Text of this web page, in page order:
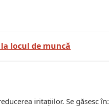
locul de muncă
iritațiilor. Se găsesc în: